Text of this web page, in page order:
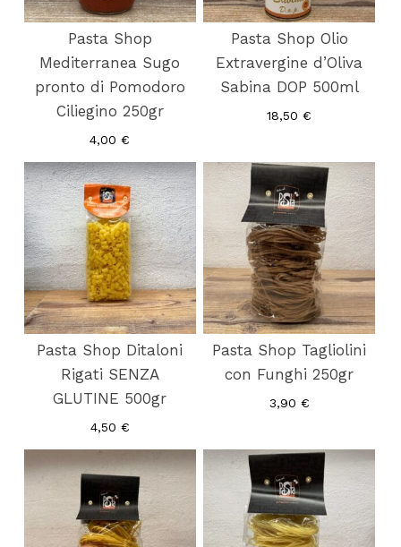
Pasta Shop
Mediterranea Sugo
pronto di Pomodoro
Ciliegino 250gr
4,00€
Pasta Shop Olio
Extravergine d’Oliva
Sabina DOP 500ml
18,50€
Pasta Shop Ditaloni
Rigati SENZA
GLUTINE 500gr
4,50 €
Pasta Shop Tagliolini
con Funghi 250gr
3,90 €